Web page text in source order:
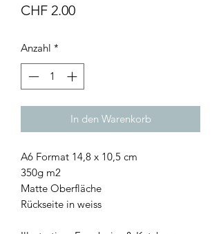
CHF 2.00Preis
Anzahl *
In den Warenkorb
A6 Format 14,8 x 10,5 cm
350g m2
Matte Oberfläche
Rückseite in weiss